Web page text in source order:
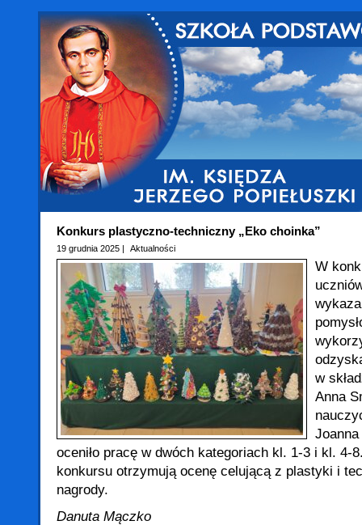
Konkurs plastyczno-techniczny „Eko choinka”
19 grudnia 2025 | Aktualności
W
w
Anna
Joanna
oceniło pracę w dwóch kategoriach kl. 1-3 i kl.
konkursu otrzymują ocenę celującą z plastyki i
nagrody.
Danuta Mączko